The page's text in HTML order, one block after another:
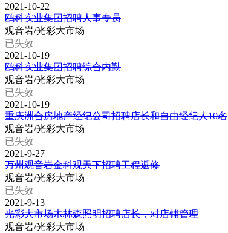
2021-10-22
鸥科实业集团招聘人事专员
观音岩/光彩大市场
已失效
2021-10-19
鸥科实业集团招聘综合内勤
观音岩/光彩大市场
已失效
2021-10-19
重庆洲合房地产经纪公司招聘店长和自由经纪人10名
观音岩/光彩大市场
已失效
2021-9-27
万州观音岩金科观天下招聘工程返修
观音岩/光彩大市场
已失效
2021-9-13
光彩大市场木林森照明招聘店长，对店铺管理
观音岩/光彩大市场